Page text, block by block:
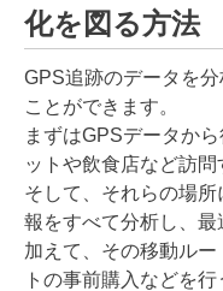
化を図る方法
GPS追跡のデータを
ことができます。
まずはGPSデータか
ットや飲食店など訪問
そして、それらの場
報をすべて分析し、最
加えて、その移動ル
トの事前購入などを